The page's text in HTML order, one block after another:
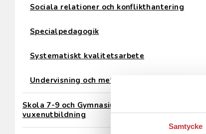
Samtycke
Sociala relationer och konflikthantering
Specialpedagogik
Systematiskt kvalitetsarbete
Undervisning och metod
Skola 7-9 och Gymnasium &
vuxenutbildning